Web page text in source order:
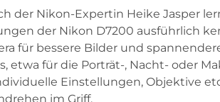
der Nikon-Expertin Heike Jasper
der Nikon D7200 ausführlich
für bessere Bilder und
etwa für die Porträt-, Nacht- oder
Einstellungen, Objektive
im Griff.